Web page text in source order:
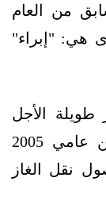
من العام
أخرى هي: "إبراء"
طويلة الأجل
الخاصة بهذه السفن، التي بُنيت بين عامي 2005
نقل الغاز